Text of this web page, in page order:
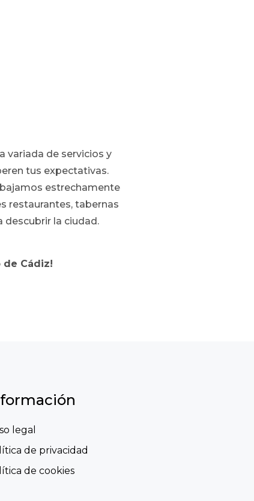
variada de servicios y
tus expectativas.
estrechamente
restaurantes, tabernas
descubrir la ciudad.
de Cádiz!
legal
de privacidad
de cookies